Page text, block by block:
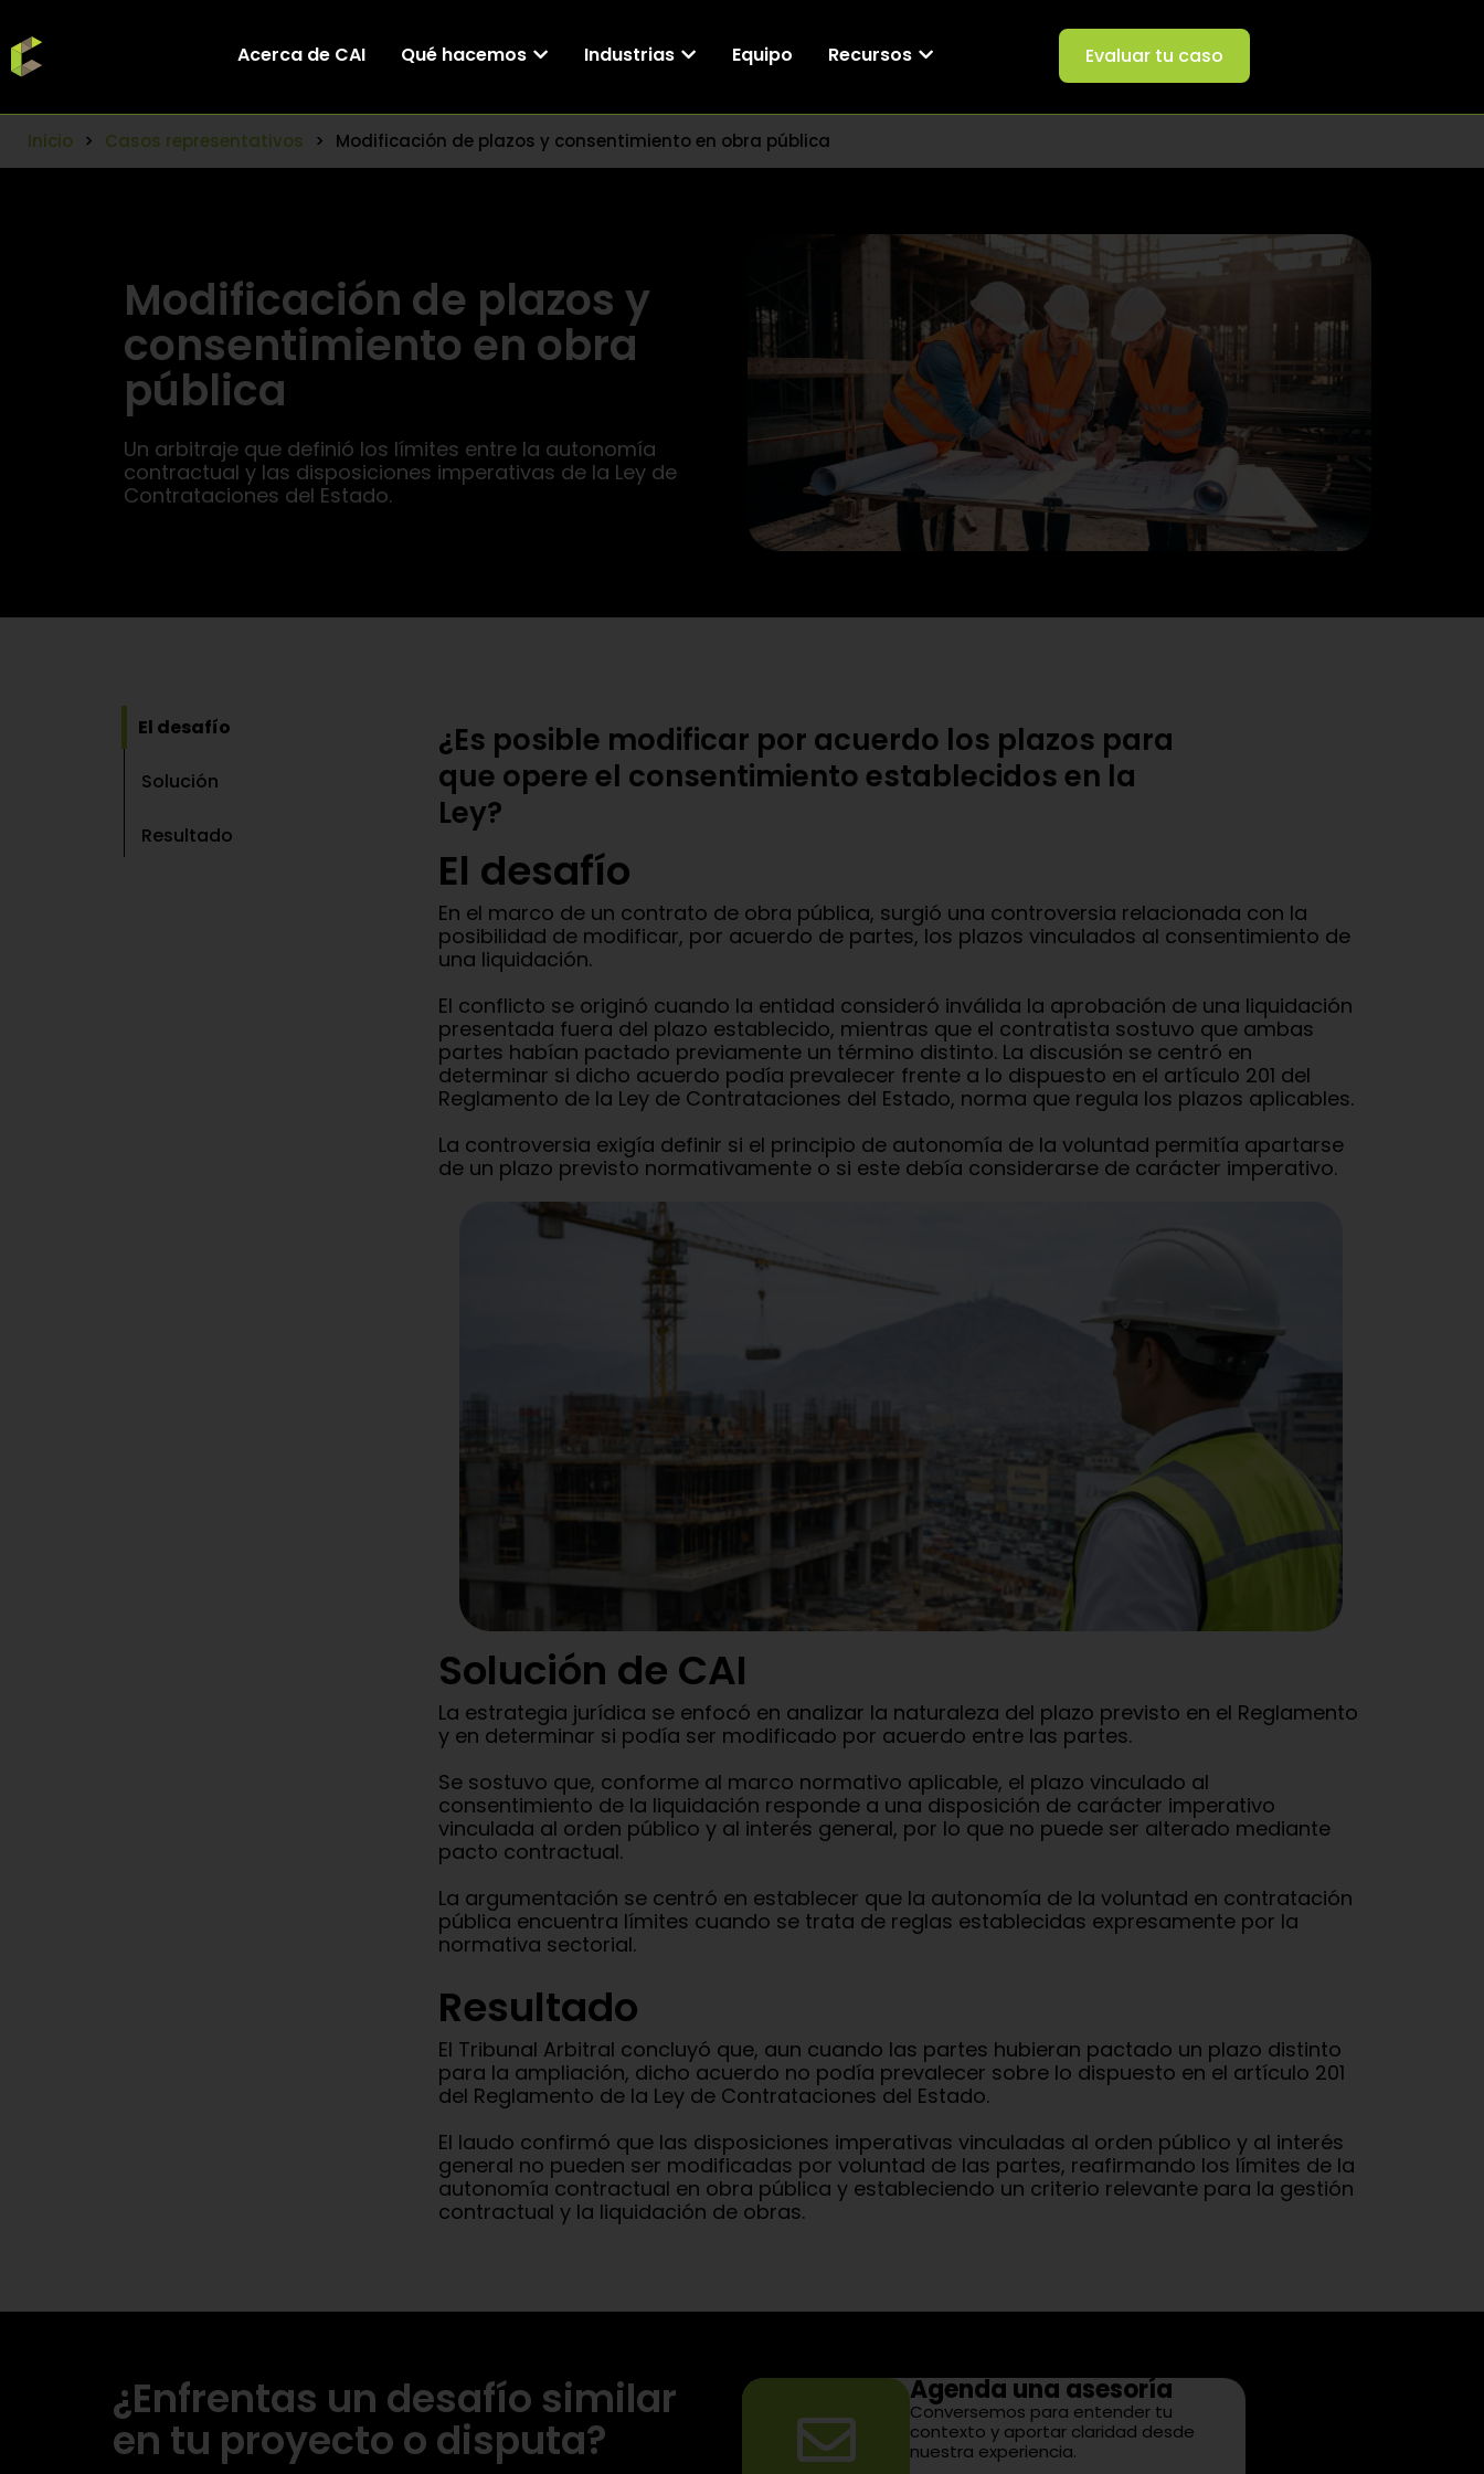
Acerca de CAI Qué hacemos Industrias Equipo Recursos Evaluar tu caso
Inicio > Casos representativos > Modificación de plazos y consentimiento en obra pública
Modificación de plazos y
consentimiento en obra
pública
Un arbitraje que definió los límites entre la autonomía
contractual y las disposiciones imperativas de la Ley de
Contrataciones del Estado.
El desafío
Solución
Resultado
¿Es posible modificar por acuerdo los plazos para
que opere el consentimiento establecidos en la
Ley?
El desafío
En el marco de un contrato de obra pública, surgió una controversia relacionada con la
posibilidad de modificar, por acuerdo de partes, los plazos vinculados al consentimiento de
una liquidación.
El conflicto se originó cuando la entidad consideró inválida la aprobación de una liquidación
presentada fuera del plazo establecido, mientras que el contratista sostuvo que ambas
partes habían pactado previamente un término distinto. La discusión se centró en
determinar si dicho acuerdo podía prevalecer frente a lo dispuesto en el artículo 201 del
Reglamento de la Ley de Contrataciones del Estado, norma que regula los plazos aplicables.
La controversia exigía definir si el principio de autonomía de la voluntad permitía apartarse
de un plazo previsto normativamente o si este debía considerarse de carácter imperativo.
Solución de CAI
La estrategia jurídica se enfocó en analizar la naturaleza del plazo previsto en el Reglamento
y en determinar si podía ser modificado por acuerdo entre las partes.
Se sostuvo que, conforme al marco normativo aplicable, el plazo vinculado al
consentimiento de la liquidación responde a una disposición de carácter imperativo
vinculada al orden público y al interés general, por lo que no puede ser alterado mediante
pacto contractual.
La argumentación se centró en establecer que la autonomía de la voluntad en contratación
pública encuentra límites cuando se trata de reglas establecidas expresamente por la
normativa sectorial.
Resultado
El Tribunal Arbitral concluyó que, aun cuando las partes hubieran pactado un plazo distinto
para la ampliación, dicho acuerdo no podía prevalecer sobre lo dispuesto en el artículo 201
del Reglamento de la Ley de Contrataciones del Estado.
El laudo confirmó que las disposiciones imperativas vinculadas al orden público y al interés
general no pueden ser modificadas por voluntad de las partes, reafirmando los límites de la
autonomía contractual en obra pública y estableciendo un criterio relevante para la gestión
contractual y la liquidación de obras.
¿Enfrentas un desafío similar
en tu proyecto o disputa?
Agenda una asesoría
Conversemos para entender tu
contexto y aportar claridad desde
nuestra experiencia.